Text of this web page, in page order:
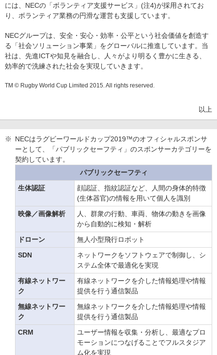
には、NECの「ボランティア支援サービス」(注4)が採用されてお
り、ボランティア業務の円滑な運営も支援しています。
NECグループは、安全・安心・効率・公平という社会価値を創造す
る「社会ソリューション事業」をグローバルに推進しています。当
社は、先進ICTや知見を融合し、人々がより明るく豊かに生きる、
効率的で洗練された社会を実現していきます。
TM © Rugby World Cup Limited 2015. All rights reserved.
以上
※
NECはラグビーワールドカップ2019™のオフィシャルスポンサ
ーとして、「パブリックセーフティ」のスポンサーカテゴリーを
契約しています。
パブリックセーフティ
生体認証
顔認証、指紋認証など、人間の身体的特徴
(生体器官)の情報を用いて個人を識別
映像／画像解析
人、群衆の行動、車両、物体の動きを画像
から自動的に検知・解析
ドローン
無人小型飛行ロボット
SDN
ネットワークをソフトウェアで制御し、シ
ステム全体で最適化を実現
有線ネットワー
ク
有線ネットワークを介した情報処理や情報
提供を行う通信製品
無線ネットワー
ク
無線ネットワークを介した情報処理や情報
提供を行う通信製品
CRM
ユーザー情報を収集・分析し、最適なプロ
モーションにつなげることでフルスタジア
ム化を実現